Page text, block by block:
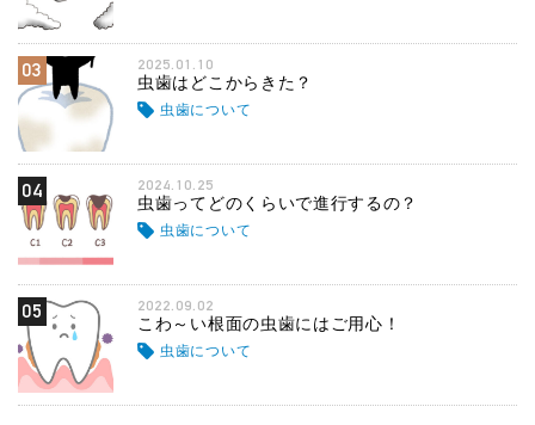
03 2025.01.10
虫歯はどこからきた？
虫歯について
04 2024.10.25
虫歯ってどのくらいで進行するの？
虫歯について
05 2022.09.02
こわ～い根面の虫歯にはご用心！
虫歯について